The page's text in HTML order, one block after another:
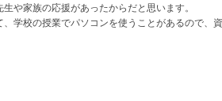
生や家族の応援があったからだと思います。
、学校の授業でパソコンを使うことがあるので、